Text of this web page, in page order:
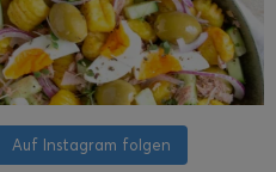
Auf Instagram folgen